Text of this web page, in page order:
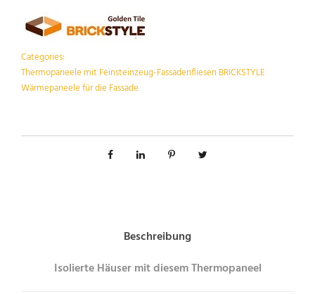
Categories:
Thermopaneele mit Feinsteinzeug-Fassadenfliesen BRICKSTYLE
Wärmepaneele für die Fassade
Beschreibung
Isolierte Häuser mit diesem Thermopaneel